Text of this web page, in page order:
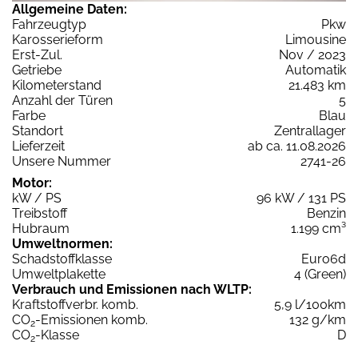
Allgemeine Daten:
Fahrzeugtyp
Pkw
Karosserieform
Limousine
Erst-Zul.
Nov / 2023
Getriebe
Automatik
Kilometerstand
21.483 km
Anzahl der Türen
5
Farbe
Blau
Standort
Zentrallager
Lieferzeit
ab ca. 11.08.2026
Unsere Nummer
2741-26
Motor:
kW / PS
96 kW / 131 PS
Treibstoff
Benzin
Hubraum
1.199 cm³
Umweltnormen:
Schadstoffklasse
Euro6d
Umweltplakette
4 (Green)
Verbrauch und Emissionen nach WLTP:
Kraftstoffverbr. komb.
5,9 l/100km
CO2-Emissionen komb.
132 g/km
CO2-Klasse
D